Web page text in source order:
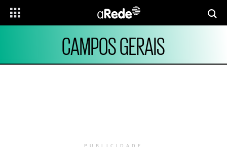
CAMPOS GERAIS
PUBLICIDADE